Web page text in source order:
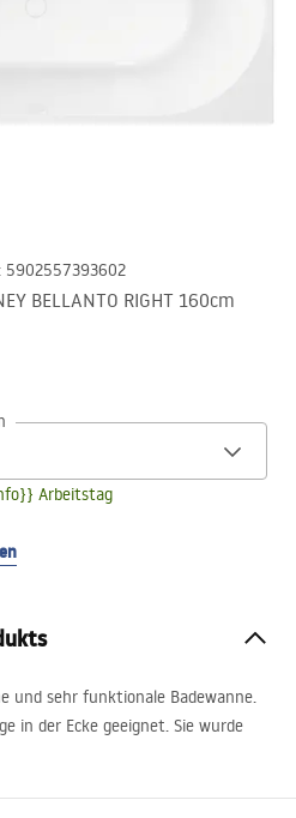
5902557393602
BELLANTO RIGHT 160cm
Arbeitstag
und sehr funktionale Badewanne.
in der Ecke geeignet. Sie wurde